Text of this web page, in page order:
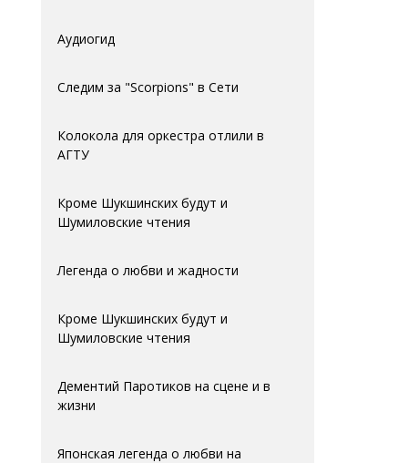
Аудиогид
Следим за "Scorpions" в Сети
Колокола для оркестра отлили в
АГTУ
Кроме Шукшинских будут и
Шумиловские чтения
Легенда о любви и жадности
Кроме Шукшинских будут и
Шумиловские чтения
Дементий Паротиков на сцене и в
жизни
Японская легенда о любви на